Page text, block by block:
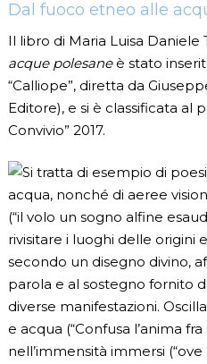
Dal fuoco etneo alle
Il libro di Maria Luisa Daniele
acque polesane è stato
“Calliope”, diretta da
Editore), e si è classificata al
Convivio” 2017.
Si tratta di esempio di
acqua, nonché di aeree
(“il volo un sogno alfine
rivisitare i luoghi delle origini
secondo un disegno divino,
parola e al sostegno fornito
diverse manifestazioni.
e acqua (“Confusa l’anima
nell’immensità immersi (“ove